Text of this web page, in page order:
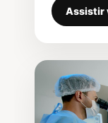
Assistir